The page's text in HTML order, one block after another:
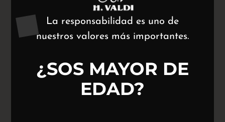
La responsabilidad es uno de
nuestros valores más importantes.
¿SOS MAYOR DE
EDAD?